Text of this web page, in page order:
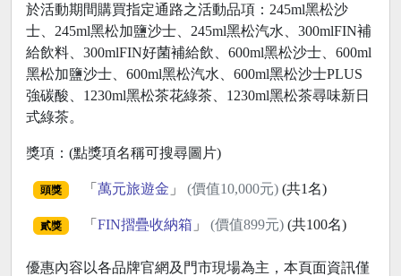
於活動期間購買指定通路之活動品項：245ml黑松沙
士、245ml黑松加鹽沙士、245ml黑松汽水、300mlFIN補
給飲料、300mlFIN好菌補給飲、600ml黑松沙士、600ml
黑松加鹽沙士、600ml黑松汽水、600ml黑松沙士PLUS
強碳酸、1230ml黑松茶花綠茶、1230ml黑松茶尋味新日
式綠茶。
獎項：(點獎項名稱可搜尋圖片)
頭獎 「 萬元旅遊金 」 (價值10,000元)(共1名)
貳獎 「 FIN摺疊收納箱 」 (價值899元)(共100名)
優惠內容以各品牌官網及門市現場為主，本頁面資訊僅